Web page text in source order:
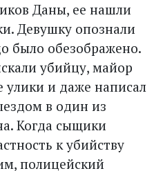
Даны, ее нашли
Девушку опознали
было обезображено.
убийцу, майор
улики и даже написал
в один из
Когда сыщики
к убийству
полицейский